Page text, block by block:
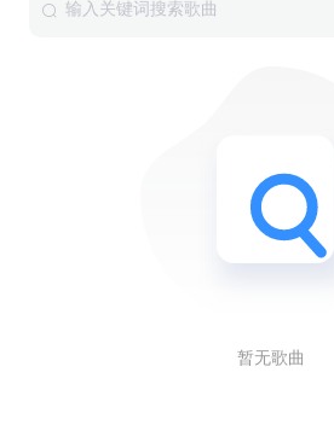
暂无歌曲